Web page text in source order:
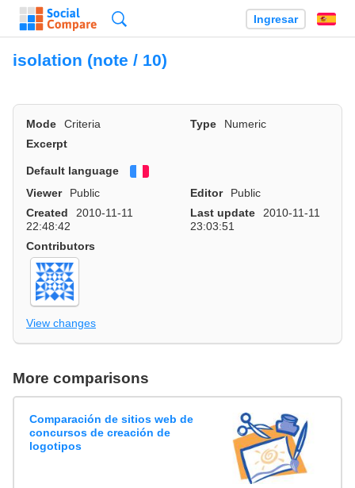
Ingresar
isolation (note / 10)
Mode Criteria Type
Numeric
Excerpt
Default language
Viewer
Public Editor
Public
Created
2010-11-11
22:48:42
Last update
2010-11-11
23:03:51
Contributors
View changes
More comparisons
Comparación de sitios web de
concursos de creación de
logotipos